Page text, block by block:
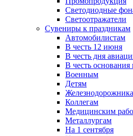
Светодиодные
Светоотражатели
Сувениры к праздникам
Автомобилистам
В честь 12 июня
В честь дня
В честь
Военным
Детям
Коллегам
Медицинским
Металлургам
На 1 сентября